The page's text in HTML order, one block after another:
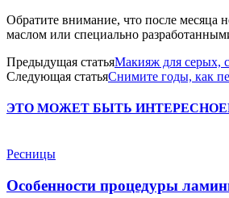
Обратите внимание, что после месяца
маслом или специально
Предыдущая статьяМакияж для серых,
Следующая статьяСнимите годы, как
ЭТО МОЖЕТ БЫТЬ ИНТЕРЕСНО
Ресницы
Особенности процедуры